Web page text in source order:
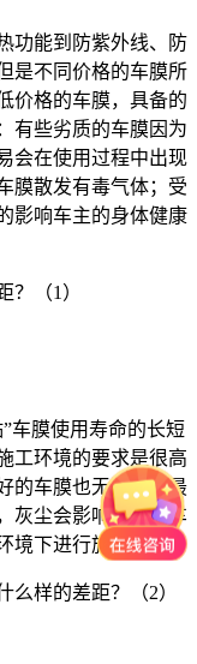
功能到防紫外线、防
是不同价格的车膜所
价格的车膜，具备的
有些劣质的车膜因为
会在使用过程中出现
膜散发有毒气体；受
影响车主的身体健康
车膜使用寿命的长短
工环境的要求是很高
的车膜也无法发挥最
灰尘会影响车膜与车
境下进行施工的。